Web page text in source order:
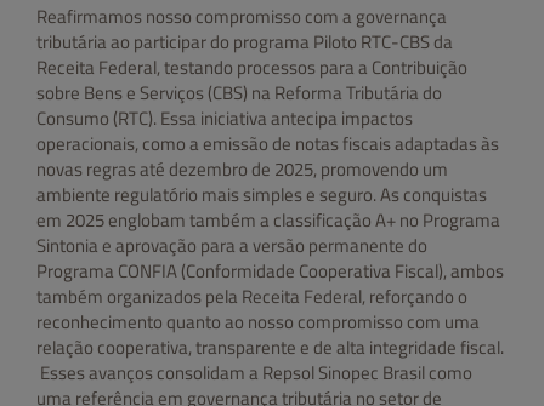
Reafirmamos nosso compromisso com a governança
tributária ao participar do programa Piloto RTC-CBS da
Receita Federal, testando processos para a Contribuição
sobre Bens e Serviços (CBS) na Reforma Tributária do
Consumo (RTC). Essa iniciativa antecipa impactos
operacionais, como a emissão de notas fiscais adaptadas às
novas regras até dezembro de 2025, promovendo um
ambiente regulatório mais simples e seguro. As conquistas
em 2025 englobam também a classificação A+ no Programa
Sintonia e aprovação para a versão permanente do
Programa CONFIA (Conformidade Cooperativa Fiscal), ambos
também organizados pela Receita Federal, reforçando o
reconhecimento quanto ao nosso compromisso com uma
relação cooperativa, transparente e de alta integridade fiscal.
Esses avanços consolidam a Repsol Sinopec Brasil como
uma referência em governança tributária no setor de